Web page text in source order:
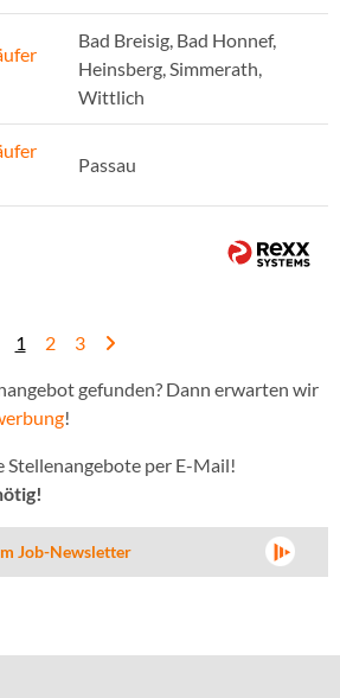
Bad Breisig, Bad Honnef,
Heinsberg, Simmerath,
Wittlich
Passau
1 2 3
gefunden? Dann erwarten wir
!
Stellenangebote per E-Mail!
Job-Newsletter